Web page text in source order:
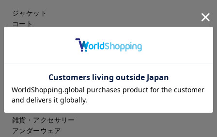
ジャケット
コート
トップス
フォーマル（喪服・礼服）
バッグ
雑貨・アクセサリー
アンダーウェア